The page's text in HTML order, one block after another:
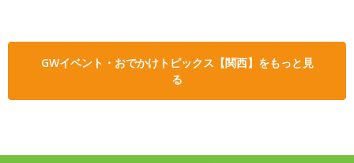
GWイベント・おでかけトピックス【関西】をもっと見
る